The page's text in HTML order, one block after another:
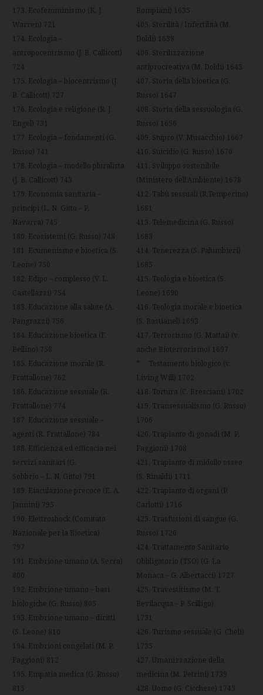
173. Ecofemminismo (K. J.
Warren) 721
174. Ecologia –
antropocentrismo (J. B. Callicott)
724
175. Ecologia – biocentrismo (J.
B. Callicott) 727
176. Ecologia e religione (R. J.
Engel) 731
177. Ecologia – fondamenti (G.
Russo) 741
178. Ecologia – modello pluralista
(J. B. Callicott) 743
179. Economia sanitaria –
principi (L. N. Gitto – P.
Navarra) 745
180. Ecosistemi (G. Russo) 748
181. Ecumenismo e bioetica (S.
Leone) 750
182. Edipo – complesso (V. L.
Castellazzi) 754
183. Educazione alla salute (A.
Pangrazzi) 756
184. Educazione bioetica (F.
Bellino) 758
185. Educazione morale (R.
Frattallone) 762
186. Educazione sessuale (R.
Frattallone) 774
187. Educazione sessuale –
agenti (R. Frattallone) 784
188. Efficienza ed efficacia nei
servizi sanitari (G.
Sobbrio – L. N. Gitto) 791
189. Eiaculazione precoce (E. A.
Jannini) 795
190. Elettroshock (Comitato
Nazionale per la Bioetica)
797
191. Embrione umano (A. Serra)
800
192. Embrione umano – basi
biologiche (G. Russo) 805
193. Embrione umano – diritti
(S. Leone) 810
194. Embrioni congelati (M. P.
Faggioni) 812
195. Empatia medica (G. Russo)
815
Bompiani) 1635
405. Sterilità / Infertilità (M.
Doldi) 1638
406. Sterilizzazione
antiprocreativa (M. Doldi) 1643
407. Storia della bioetica (G.
Russo) 1647
408. Storia della sessuologia (G.
Russo) 1656
409. Stupro (V. Musacchio) 1667
410. Suicidio (G. Russo) 1670
411. Sviluppo sostenibile
(Ministero dell’Ambiente) 1678
412. Tabù sessuali (R.Temperino)
1681
413. Telemedicina (G. Russo)
1683
414. Tenerezza (S. Palumbieri)
1685
415. Teologia e bioetica (S.
Leone) 1690
416. Teologia morale e bioetica
(S. Bastianel) 1693
417. Terrorismo (G. Mattai) (v.
anche Bioterrorismo) 1697
* Testamento biologico (v.
Living Will) 1702
418. Tortura (C. Bresciani) 1702
419. Transessualismo (G. Russo)
1706
420. Trapianto di gonadi (M. P.
Faggioni) 1708
421. Trapianto di midollo osseo
(S. Rinaldi) 1711
422. Trapianto di organi (P.
Carlotti) 1716
423. Trasfusioni di sangue (G.
Russo) 1720
424. Trattamento Sanitario
Obbligatorio (TSO) (G. La
Monaca – G. Albertacci) 1727
425. Travestitismo (M. T.
Bevilacqua – P. Scilligo)
1731
426. Turismo sessuale (G. Cheli)
1735
427. Umanizzazione della
medicina (M. Petrini) 1739
428. Uomo (G. Cicchese) 1743